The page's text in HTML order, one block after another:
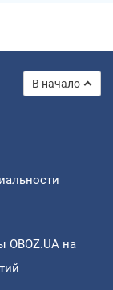
В начало
OBOZ.UA на